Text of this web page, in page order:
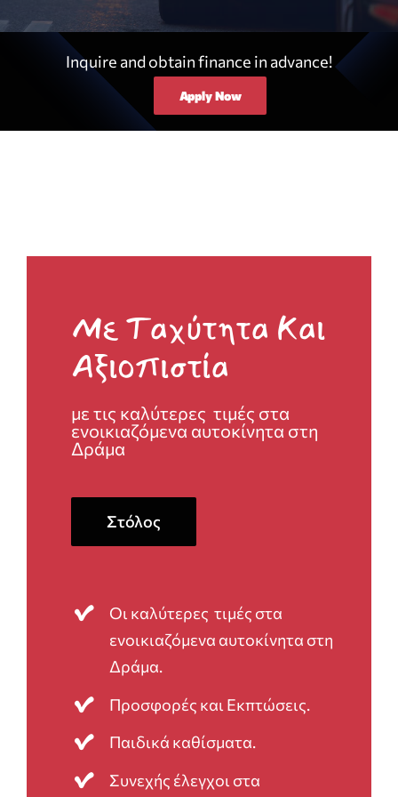
Inquire and obtain finance in advance!
Apply Now
Με Ταχύτητα Και
Αξιοπιστία
με τις καλύτερες τιμές στα
ενοικιαζόμενα αυτοκίνητα στη
Δράμα
Στόλος
Οι καλύτερες τιμές στα
ενοικιαζόμενα αυτοκίνητα στη
Δράμα.
Προσφορές και Εκπτώσεις.
Παιδικά καθίσματα.
Συνεχής έλεγχοι στα